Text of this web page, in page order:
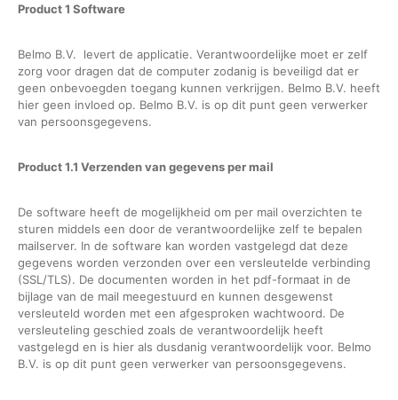
Product 1 Software
Belmo B.V. levert de applicatie. Verantwoordelijke moet er zelf
zorg voor dragen dat de computer zodanig is beveiligd dat er
geen onbevoegden toegang kunnen verkrijgen. Belmo B.V. heeft
hier geen invloed op. Belmo B.V. is op dit punt geen verwerker
van persoonsgegevens.
Product 1.1 Verzenden van gegevens per mail
De software heeft de mogelijkheid om per mail overzichten te
sturen middels een door de verantwoordelijke zelf te bepalen
mailserver. In de software kan worden vastgelegd dat deze
gegevens worden verzonden over een versleutelde verbinding
(SSL/TLS). De documenten worden in het pdf-formaat in de
bijlage van de mail meegestuurd en kunnen desgewenst
versleuteld worden met een afgesproken wachtwoord. De
versleuteling geschied zoals de verantwoordelijk heeft
vastgelegd en is hier als dusdanig verantwoordelijk voor. Belmo
B.V. is op dit punt geen verwerker van persoonsgegevens.